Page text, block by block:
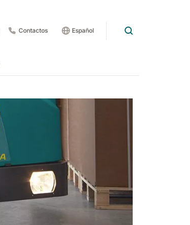
Contactos Español
E85
Rider Lift Xtrema